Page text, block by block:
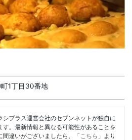
1丁目30番地
シプラス運営会社のセブンネットが独自に
。最新情報と異なる可能性があることを
間違いがございましたら、「 こちら 」より